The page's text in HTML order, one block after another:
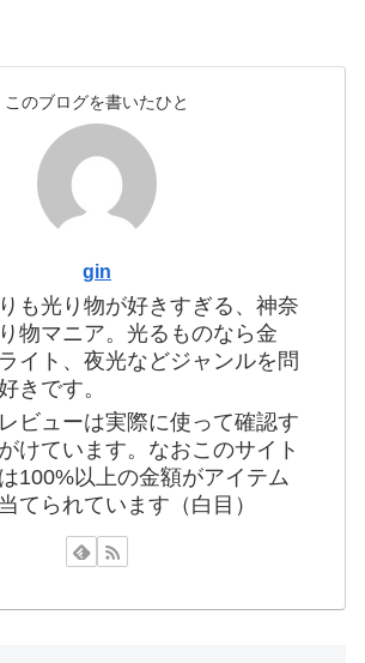
このブログを書いたひと
gin
も光り物が好きすぎる、神奈
物マニア。光るものなら金
イト、夜光などジャンルを問
きです。
ビューは実際に使って確認す
けています。なおこのサイト
100%以上の金額がアイテム
てられています（白目）